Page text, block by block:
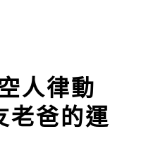
人律動
老爸的運